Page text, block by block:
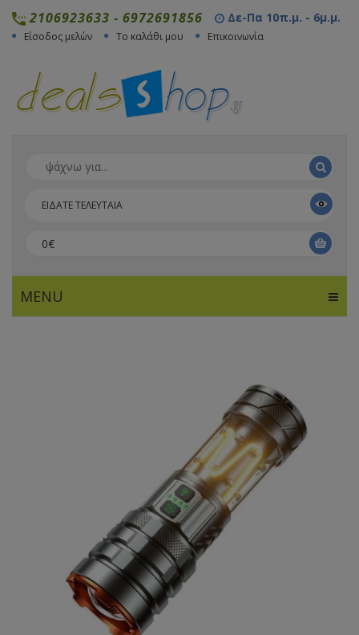
2106923633 - 6972691856 Δε-Πα 10π.μ. - 6μ.μ.
Είσοδος μελών Το καλάθι μου Επικοινωνία
ΕΙΔΑΤΕ ΤΕΛΕΥΤΑΙΑ
0€
MENU